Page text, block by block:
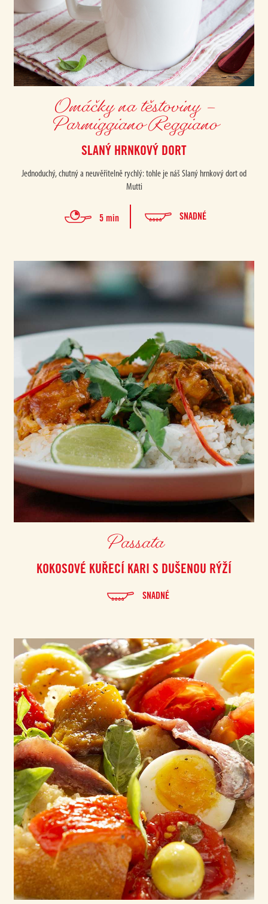
Omáčky na těstoviny –
Parmiggiano Reggiano
SLANÝ HRNKOVÝ DORT
Jednoduchý, chutný a neuvěřitelně rychlý: tohle je náš Slaný hrnkový dort od
Mutti
5 min SNADNÉ
Passata
KOKOSOVÉ KUŘECÍ KARI S DUŠENOU RÝŽÍ
SNADNÉ